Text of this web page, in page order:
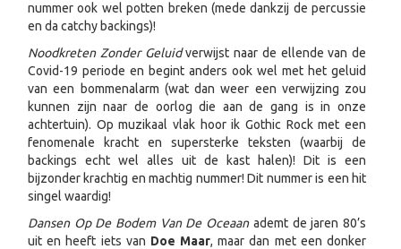
nummer ook wel potten breken (mede dankzij de percussie
en da catchy backings)!
Noodkreten Zonder Geluidverwijst naar de ellende van de
Covid-19 periode en begint anders ook wel met het geluid
van een bommenalarm (wat dan weer een verwijzing zou
kunnen zijn naar de oorlog die aan de gang is in onze
achtertuin). Op muzikaal vlak hoor ik Gothic Rock met een
fenomenale kracht en supersterke teksten (waarbij de
backings echt wel alles uit de kast halen)! Dit is een
bijzonder krachtig en machtig nummer! Dit nummer is een hit
singel waardig!
Dansen Op De Bodem Van De Oceaanademt de jaren 80’s
uit en heeft iets van Doe Maar, maar dan met een donker